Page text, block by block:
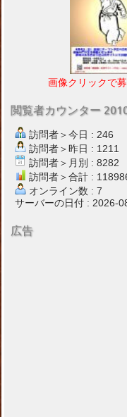
画像クリックで
閲覧者カウンター
訪問者＞今日 : 246
訪問者＞昨日 : 1211
訪問者＞月別 : 8282
訪問者＞合計 :
オンライン数 : 7
サーバーの日付 : 2026-
広告